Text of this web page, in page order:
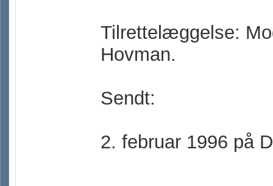
Tilrettelæggelse:
Hovman.
Sendt:
2. februar 1996 på